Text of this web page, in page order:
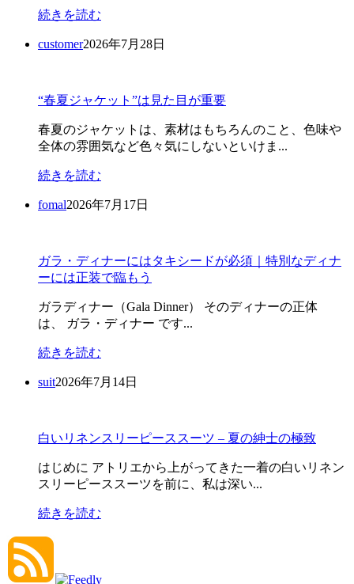
続きを読む
customer2026年7月28日
“春夏ジャケット”は見た目が重要
春夏のジャケットは、素材はもちろんのこと、色味や
全体の雰囲気など色々気にしないといけま...
続きを読む
fomal2026年7月17日
ガラ・ディナーにはタキシードが必須｜特別なディナ
ーには正装で臨もう
ガラディナー（Gala Dinner） そのディナーの正体
は、 ガラ・ディナー です...
続きを読む
suit2026年7月14日
白いリネンスリーピーススーツ – 夏の紳士の極致
はじめに アトリエから上がってきた一着の白いリネン
スリーピーススーツを前に、私は深い...
続きを読む